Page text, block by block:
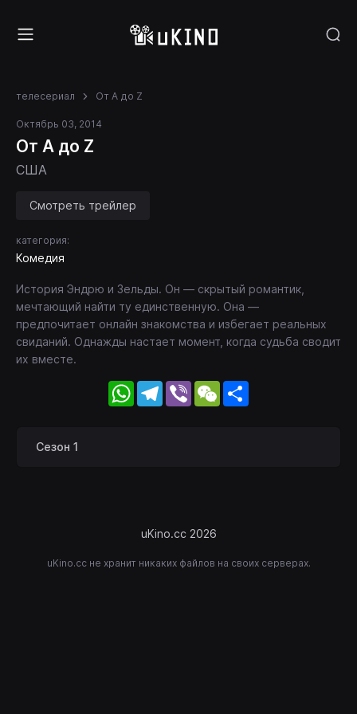
телесериал От A до Z
Октябрь 03, 2014
От A до Z
США
Смотреть трейлер
категория:
Комедия
История Эндрю и Зельды. Он — скрытый романтик,
мечтающий найти ту единственную. Она —
предпочитает онлайн знакомства и избегает реальных
свиданий. Однажды настает момент, когда судьба сводит
их вместе.
WhatsApp
Telegram
Viber WeChat
Сезон 1
uKino.cc 2026
uKino.cc не хранит никаких файлов на своих серверах.